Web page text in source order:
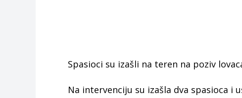
Spasioci su izašli na teren na poziv
Na intervenciju su izašla dva spasioca i